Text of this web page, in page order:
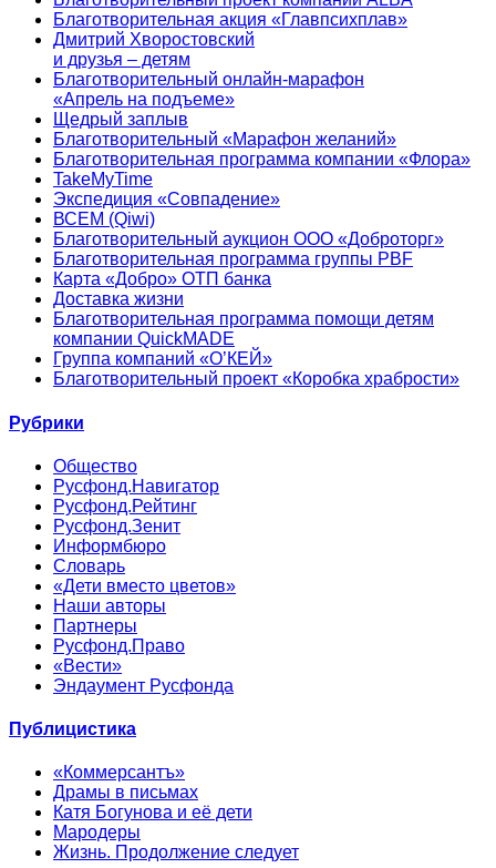
Благотворительная акция «Главпсихплав»
Дмитрий Хворостовский
и друзья – детям
Благотворительный онлайн‑марафон
«Апрель на подъеме»
Щедрый заплыв
Благотворительный «Марафон желаний»
Благотворительная программа компании «Флора»
TakeMyTime
Экспедиция «Совпадение»
ВСЕМ (Qiwi)
Благотворительный аукцион ООО «Доброторг»
Благотворительная программа группы PBF
Карта «Добро» ОТП банка
Доставка жизни
Благотворительная программа помощи детям
компании QuickMADE
Группа компаний «О’КЕЙ»
Благотворительный проект «Коробка храбрости»
Рубрики
Общество
Русфонд.Навигатор
Русфонд.Рейтинг
Русфонд.Зенит
Информбюро
Словарь
«Дети вместо цветов»
Наши авторы
Партнеры
Русфонд.Право
«Вести»
Эндаумент Русфонда
Публицистика
«Коммерсантъ»
Драмы в письмах
Катя Богунова и её дети
Мародеры
Жизнь. Продолжение следует